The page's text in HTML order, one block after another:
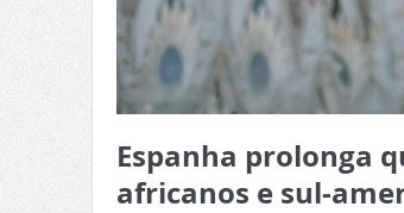
Espanha prolonga
africanos e sul-